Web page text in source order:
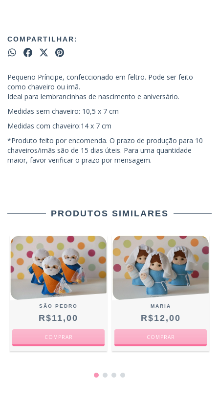
COMPARTILHAR:
Pequeno Príncipe, confeccionado em feltro. Pode ser feito
como chaveiro ou imã.
Ideal para lembrancinhas de nascimento e aniversário.
Medidas sem chaveiro: 10,5 x 7 cm
Medidas com chaveiro:14 x 7 cm
*Produto feito por encomenda. O prazo de produção para 10
chaveiros/imãs são de 15 dias úteis. Para uma quantidade
maior, favor verificar o prazo por mensagem.
PRODUTOS SIMILARES
SÃO PEDRO
R$11,00
MARIA
R$12,00